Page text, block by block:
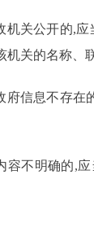
机关公开的,
机关的名称、
府信息不存在
容不明确的,